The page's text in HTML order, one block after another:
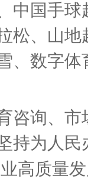
中国手
松、山
、数字
咨询、
持为人
高质量